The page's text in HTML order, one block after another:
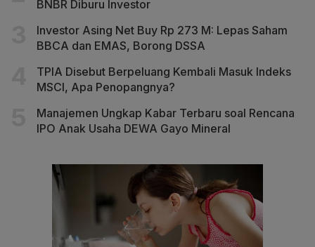
BNBR Diburu Investor
Investor Asing Net Buy Rp 273 M: Lepas Saham
BBCA dan EMAS, Borong DSSA
TPIA Disebut Berpeluang Kembali Masuk Indeks
MSCI, Apa Penopangnya?
Manajemen Ungkap Kabar Terbaru soal Rencana
IPO Anak Usaha DEWA Gayo Mineral